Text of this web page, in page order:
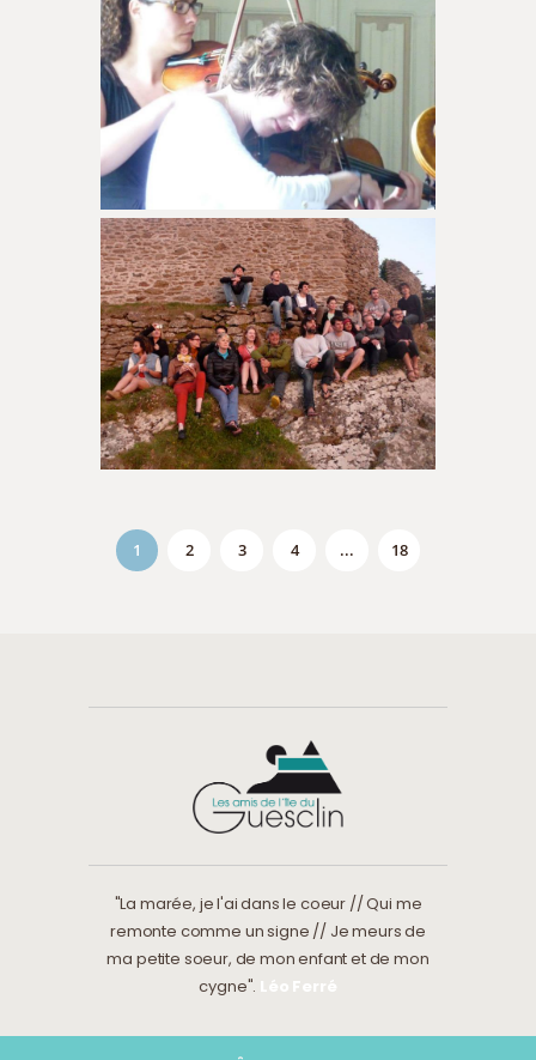
1 2 3 4 ... 18
"La marée, je l'ai dans le coeur // Qui me
remonte comme un signe // Je meurs de
ma petite soeur, de mon enfant et de mon
cygne". Léo Ferré